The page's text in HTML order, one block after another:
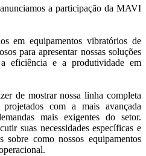
a participação da MAVI
em equipamentos vibratórios de
para apresentar nossas soluções
eficiência e a produtividade em
de mostrar nossa linha completa
com a mais avançada
mais exigentes do setor.
suas necessidades específicas e
sobre como nossos equipamentos